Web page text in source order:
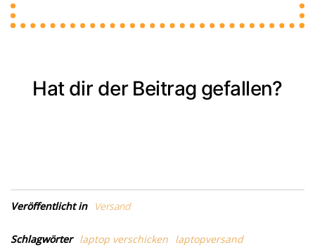
Hat dir der Beitrag gefallen?
Veröffentlicht in Versand
Schlagwörter laptop verschicken laptopversand